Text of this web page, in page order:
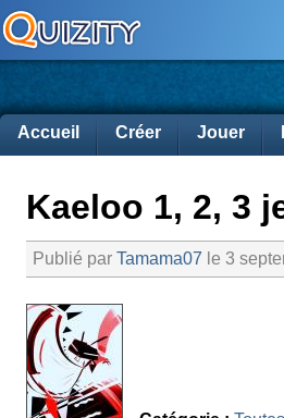
Accueil Créer Jouer
Kaeloo 1, 2, 3
Publié par Tamama07 le 3